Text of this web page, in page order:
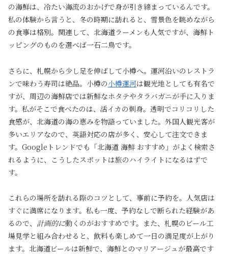
の海鮮は、冷たい海流のおかげで身が引き締まっているんです。
私の体験から言うと、冬の時期に訪れると、雪景色を眺めながら
の食事は格別。関連して、北海道ラーメンも人気ですが、海鮮ト
ッピングのものを選べば一石二鳥です。
さらに、札幌から少し足を伸ばして小樽へ。運河沿いのレストラ
ンで味わう寿司は絶品。小樽の小樽運河は観光地としても有名で
すが、周辺の海鮮店では新鮮なホタテやタラバガニが手に入りま
す。私がそこで食べたのは、活イカの刺身。透明でコリコリした
食感が、北海道の海の恵みを物語っていました。外国人観光客が
多いエリアなので、英語対応の店が多く、安心して注文できま
す。Googleトレンドでも「北海道 海鮮 おすすめ」がよく検索さ
れるように、こうしたスポットは旅のハイライトになるはずで
す。
これらの場所を訪れる際のコツとして、事前に予約を。人気店は
すぐに満席になります。私も一度、予約なしで断られた経験があ
るので、 計画的に動くのがおすすめです。また、札幌のビール工
場見学と組み合わせると、飲料も楽しめて一日の満足度が上がり
ます。北海道ビールは新鮮で、海鮮とのマリアージュが最高です